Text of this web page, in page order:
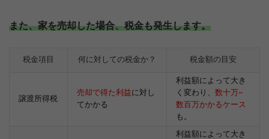
また、家を売却した場合、税金も発生します。
税金項目 何に対しての税金か？ 税金額の目安
譲渡所得税
売却で得た利益に対し
てかかる
利益額によって大き
く変わり、 数十万~
数百万かかるケース
も。
利益額によって大き